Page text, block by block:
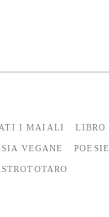
I MAIALI LIBRO
VEGANE POESIE